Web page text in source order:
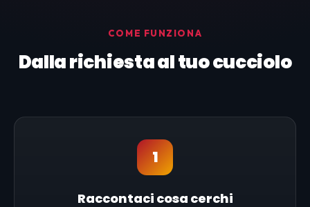
COME FUNZIONA
Dalla richiesta al tuo cucciolo
1
Raccontaci cosa cerchi